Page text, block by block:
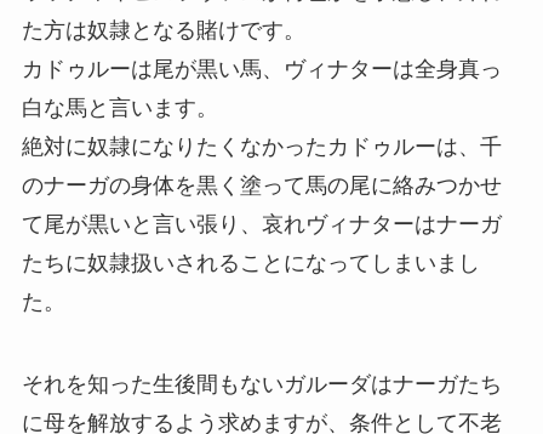
た方は奴隷となる賭けです。
カドゥルーは尾が黒い馬、ヴィナターは全身真っ
白な馬と言います。
絶対に奴隷になりたくなかったカドゥルーは、千
のナーガの身体を黒く塗って馬の尾に絡みつかせ
て尾が黒いと言い張り、哀れヴィナターはナーガ
たちに奴隷扱いされることになってしまいまし
た。
それを知った生後間もないガルーダはナーガたち
に母を解放するよう求めますが、条件として不老